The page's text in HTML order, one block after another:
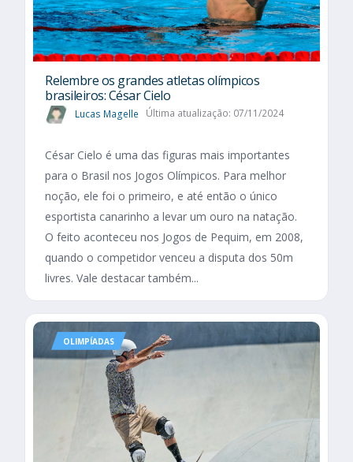
Relembre os grandes atletas olímpicos
brasileiros: César Cielo
Lucas Magelle Última atualização: 07/11/2024
César Cielo é uma das figuras mais importantes
para o Brasil nos Jogos Olímpicos. Para melhor
noção, ele foi o primeiro, e até então o único
esportista canarinho a levar um ouro na natação.
O feito aconteceu nos Jogos de Pequim, em 2008,
quando o competidor venceu a disputa dos 50m
livres. Vale destacar também...
OLIMPÍADAS